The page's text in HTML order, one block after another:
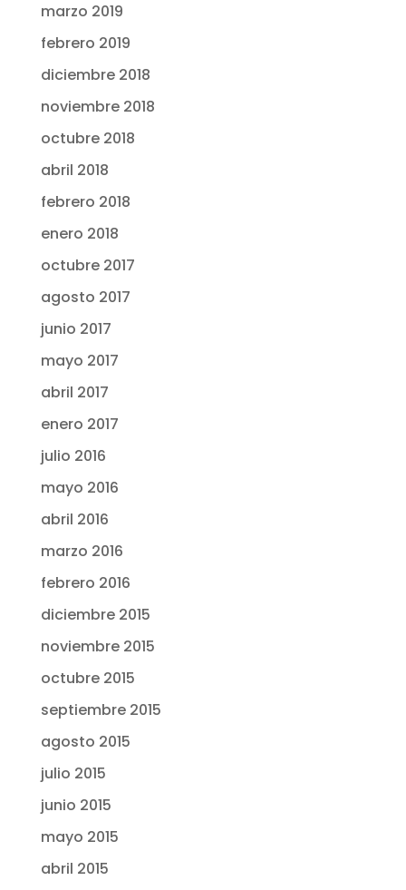
marzo 2019
febrero 2019
diciembre 2018
noviembre 2018
octubre 2018
abril 2018
febrero 2018
enero 2018
octubre 2017
agosto 2017
junio 2017
mayo 2017
abril 2017
enero 2017
julio 2016
mayo 2016
abril 2016
marzo 2016
febrero 2016
diciembre 2015
noviembre 2015
octubre 2015
septiembre 2015
agosto 2015
julio 2015
junio 2015
mayo 2015
abril 2015